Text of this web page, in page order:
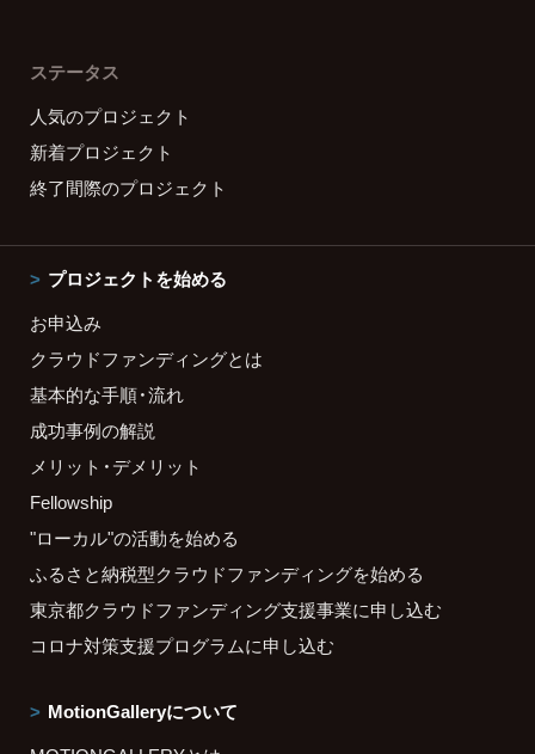
ステータス
人気のプロジェクト
新着プロジェクト
終了間際のプロジェクト
プロジェクトを始める
お申込み
クラウドファンディングとは
基本的な手順・流れ
成功事例の解説
メリット・デメリット
Fellowship
"ローカル"の活動を始める
ふるさと納税型クラウドファンディングを始める
東京都クラウドファンディング支援事業に申し込む
コロナ対策支援プログラムに申し込む
MotionGalleryについて